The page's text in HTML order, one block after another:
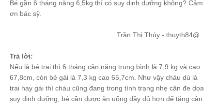
Bé gần 6 tháng nặng 6,5kg thì có suy dinh dưỡng không? Cảm
ơn bác sỹ.
Trần Thị Thúy - thuyth84@....
Trả lời:
Nếu là bé trai thì 6 tháng cân nặng trung bình là 7,9 kg và cao
67,8cm, còn bé gái là 7,3 kg cao 65,7cm. Như vậy cháu dù là
trai hay gái thì cháu cũng đang trong tình trạng nhẹ cân đe dọa
suy dinh dưỡng, bé cần được ăn uống đầy đủ hơn để tăng cân